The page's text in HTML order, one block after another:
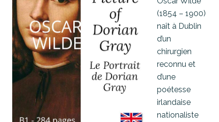
(1854 – 1900)
naît à Dublin
d’un
chirurgien
reconnu et
d’une
poétesse
irlandaise
nationaliste